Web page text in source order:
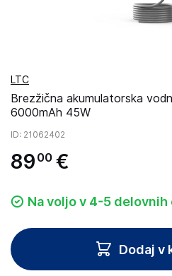
LTC
Brezžična akumulatorska
6000mAh 45W
ID: 21062402
89 00 €
Na voljo v 4-5 delovnih
Dodaj v